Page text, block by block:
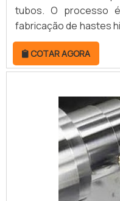
tubos. O processo
fabricação de hastes
amplamente
motores, tubos e
brunimento é
abrasivos que
superfície da
brunimento. Todo o
lentamente enquanto
COTAR AGORA